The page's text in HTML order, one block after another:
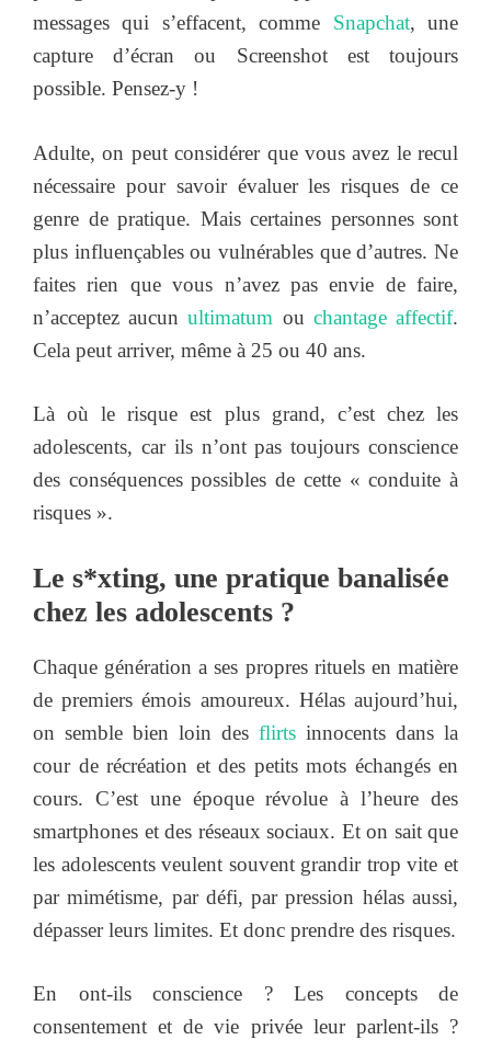
messages qui s’effacent, comme Snapchat, une
capture d’écran ou Screenshot est toujours
possible. Pensez-y !
Adulte, on peut considérer que vous avez le recul
nécessaire pour savoir évaluer les risques de ce
genre de pratique. Mais certaines personnes sont
plus influençables ou vulnérables que d’autres. Ne
faites rien que vous n’avez pas envie de faire,
n’acceptez aucunultimatum ou chantage affectif.
Cela peut arriver, même à 25 ou 40 ans.
Là où le risque est plus grand, c’est chez les
adolescents, car ils n’ont pas toujours conscience
des conséquences possibles de cette « conduite à
risques ».
Le s*xting, une pratique banalisée
chez les adolescents ?
Chaque génération a ses propres rituels en matière
de premiers émois amoureux. Hélas aujourd’hui,
on semble bien loin des flirts innocents dans la
cour de récréation et des petits mots échangés en
cours. C’est une époque révolue à l’heure des
smartphones et des réseaux sociaux. Et on sait que
les adolescents veulent souvent grandir trop vite et
par mimétisme, par défi, par pression hélas aussi,
dépasser leurs limites. Et donc prendre des risques.
En ont-ils conscience ? Les concepts de
consentement et de vie privée leur parlent-ils ?